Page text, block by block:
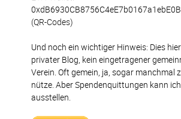
(QR-Codes)
Und noch ein wichtiger Hinweis: Dies
privater Blog, kein eingetragener
Verein. Oft gemein, ja, sogar manchmal
nütze. Aber Spendenquittungen kann
ausstellen.